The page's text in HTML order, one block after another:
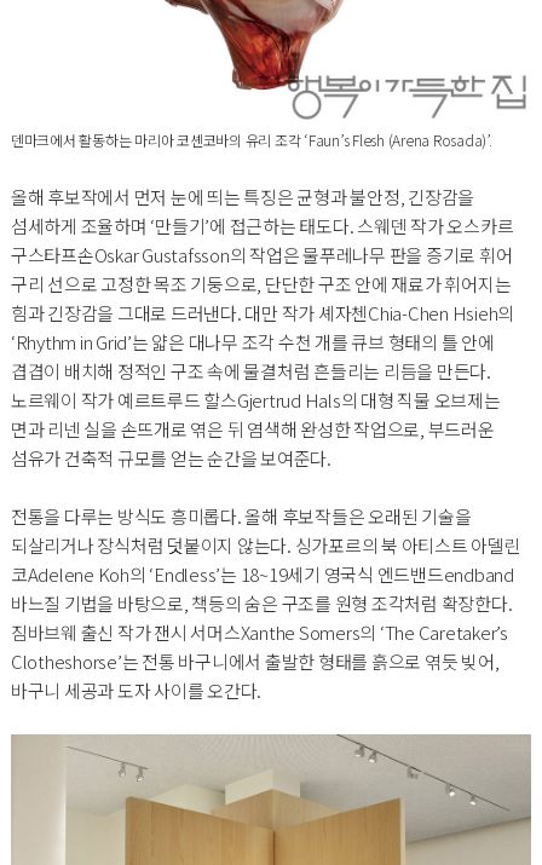
덴마크에서 활동하는 마리아 코셴코바의 유리 조각 ‘Faun’s Flesh (Arena Rosada)’.
올해 후보작에서 먼저 눈에 띄는 특징은 균형과 불안정, 긴장감을
섬세하게 조율하며 ‘만들기’에 접근하는 태도다. 스웨덴 작가 오스카르
구스타프손Oskar Gustafsson의 작업은 물푸레나무 판을 증기로 휘어
구리 선으로 고정한 목조 기둥으로, 단단한 구조 안에 재료가 휘어지는
힘과 긴장감을 그대로 드러낸다. 대만 작가 셰자첸Chia-Chen Hsieh의
‘Rhythm in Grid’는 얇은 대나무 조각 수천 개를 큐브 형태의 틀 안에
겹겹이 배치해 정적인 구조 속에 물결처럼 흔들리는 리듬을 만든다.
노르웨이 작가 예르트루드 할스Gjertrud Hals의 대형 직물 오브제는
면과 리넨 실을 손뜨개로 엮은 뒤 염색해 완성한 작업으로, 부드러운
섬유가 건축적 규모를 얻는 순간을 보여준다.
전통을 다루는 방식도 흥미롭다. 올해 후보작들은 오래된 기술을
되살리거나 장식처럼 덧붙이지 않는다. 싱가포르의 북 아티스트 아델린
코Adelene Koh의 ‘Endless’는 18~19세기 영국식 엔드밴드endband
바느질 기법을 바탕으로, 책등의 숨은 구조를 원형 조각처럼 확장한다.
짐바브웨 출신 작가 잰시 서머스Xanthe Somers의 ‘The Caretaker’s
Clotheshorse’는 전통 바구니에서 출발한 형태를 흙으로 엮듯 빚어,
바구니 세공과 도자 사이를 오간다.